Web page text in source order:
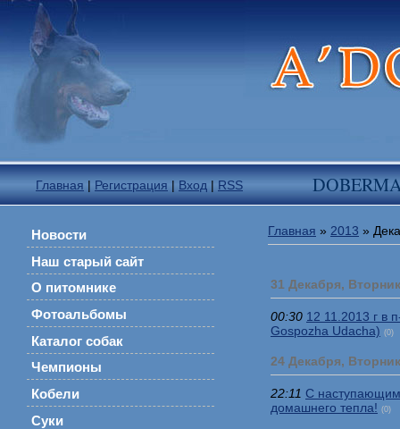
Главная | Регистрация | Вход | RSS
Новости
Наш старый сайт
О питомнике
Фотоальбомы
Каталог собак
Чемпионы
Кобели
Суки
Главная » 2013 »
31 Декабря, Вторник
00:30 12 11.2013 г в
Gospozha Udacha) (0)
24 Декабря, Вторник
22:11 С
домашнего тепла! (0)